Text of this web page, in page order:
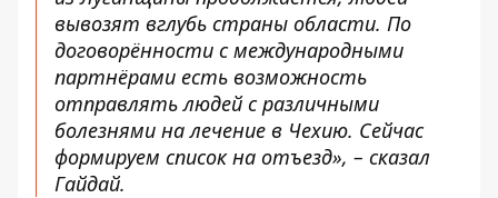
вывозят вглубь страны области. По
договорённости с международными
партнёрами есть возможность
отправлять людей с различными
болезнями на лечение в Чехию. Сейчас
формируем список на отъезд», – сказал
Гайдай.